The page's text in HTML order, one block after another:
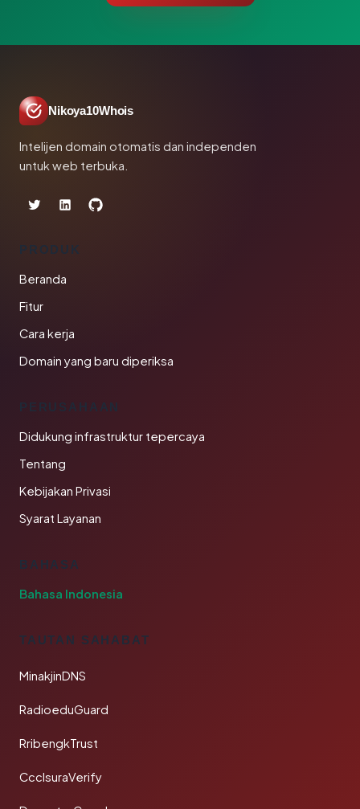
Nikoya10Whois
Intelijen domain otomatis dan independen
untuk web terbuka.
PRODUK
Beranda
Fitur
Cara kerja
Domain yang baru diperiksa
PERUSAHAAN
Didukung infrastruktur tepercaya
Tentang
Kebijakan Privasi
Syarat Layanan
BAHASA
Bahasa Indonesia
TAUTAN SAHABAT
MinakjinDNS
RadioeduGuard
RribengkTrust
CcclsuraVerify